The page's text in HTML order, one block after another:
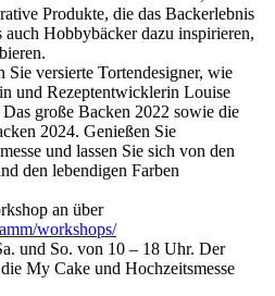
Produkte, die das Backerlebnis
Hobbybäcker dazu inspirieren,
versierte Tortendesigner, wie
und Rezeptentwicklerin Louise
große Backen 2022 sowie die
2024. Genießen Sie
und lassen Sie sich von den
den lebendigen Farben
an über
workshops/
und So. von 10 – 18 Uhr. Der
My Cake und Hochzeitsmesse